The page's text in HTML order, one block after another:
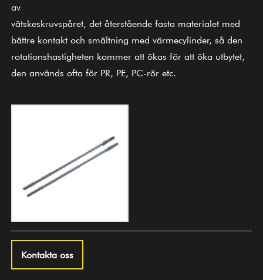
av
vätskeskruvspåret, det återstående fasta materialet med
bättre kontakt och smältning med värmecylinder, så den
rotationshastigheten kommer att ökas för att öka utbytet,
den används ofta för PR, PE, PC-rör etc.
Kontakta oss